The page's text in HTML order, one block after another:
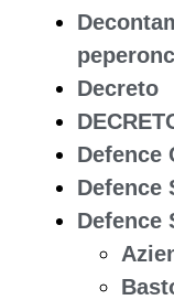
Decreto
Defence
Defence
Defence